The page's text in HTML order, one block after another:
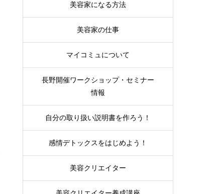
美容家になる方法
美容家の仕事
マイコミュについて
長野開催ワークショップ・セミナー
情報
自分の取り扱い説明書を作ろう！
感情デトックスをはじめよう！
美容クリエイター